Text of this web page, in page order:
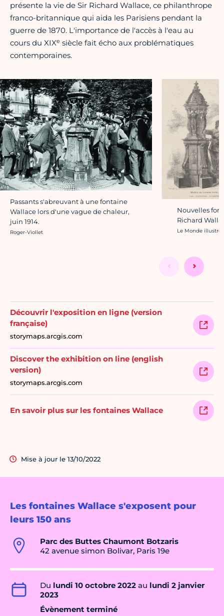
Les fontaines Wallace s'exposent pour
leurs 150 ans
Parc des Buttes Chaumont Botzaris
42 avenue simon Bolivar, Paris 19e
Du lundi 10 octobre 2022 au lundi 2 janvier
2023
Évènement terminé
présente la vie de Sir Richard Wallace, ce philanthrope
franco-britannique qui aida les Parisiens pendant la
guerre de 1870. L'importance de l'accès à l'eau au
cours du XIXe siècle fait écho aux problématiques
contemporaines.
Passants s'abreuvant à une fontaine
Wallace lors d'une vague de chaleur,
juin 1914.
Crédit photo :
Roger-Viollet
Nouvelles
Richard
Crédit photo :
Le Monde illustré
Découvrir l'exposition en ligne (version
française)
storymaps.arcgis.com
Discover the exhibition on line (english
version)
storymaps.arcgis.com
En savoir plus sur les fontaines Wallace
Mise à jour le 13/10/2022